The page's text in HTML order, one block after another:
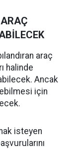
araç
halinde
Ancak
için
isteyen